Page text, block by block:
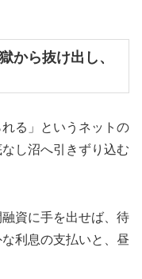
から抜け出し、
る」というネットの
し沼へ引きずり込む
資に手を出せば、待
利息の支払いと、昼